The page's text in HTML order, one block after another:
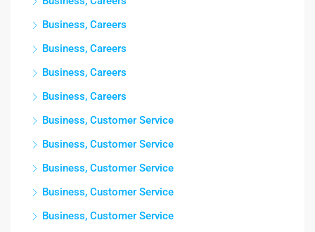
Business, Careers
Business, Careers
Business, Careers
Business, Careers
Business, Customer Service
Business, Customer Service
Business, Customer Service
Business, Customer Service
Business, Customer Service